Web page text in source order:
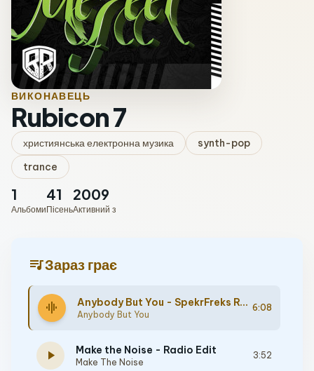
ВИКОНАВЕЦЬ
Rubicon 7
християнська електронна музика
synth-pop
trance
1
Альбоми
41
Пісень
2009
Активний з
queue_musicЗараз грає
graphic_eq Anybody But You - SpekrFreks Remix
Anybody But You
6:08
play_arrow Make the Noise - Radio Edit
Make The Noise
3:52